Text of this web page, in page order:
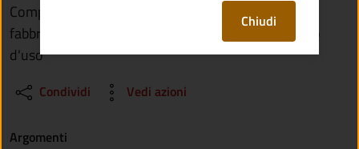
Compila il modulo per comunicare la cessione del
fabbricato in caso di vendita, locazione o comodato
d'uso
Condividi Vedi azioni
Chiudi
Argomenti